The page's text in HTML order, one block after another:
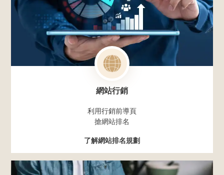
網站行銷
利用行銷前導頁
搶網站排名
了解網站排名規劃